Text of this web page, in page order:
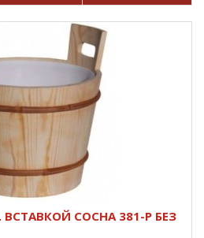
СОСНА 381-Р БЕЗ